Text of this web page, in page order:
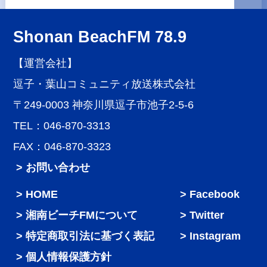
Shonan BeachFM 78.9
【運営会社】
逗子・葉山コミュニティ放送株式会社
〒249-0003 神奈川県逗子市池子2-5-6
TEL：046-870-3313
FAX：046-870-3323
> お問い合わせ
HOME
湘南ビーチFMについて
特定商取引法に基づく表記
個人情報保護方針
Facebook
Twitter
Instagram